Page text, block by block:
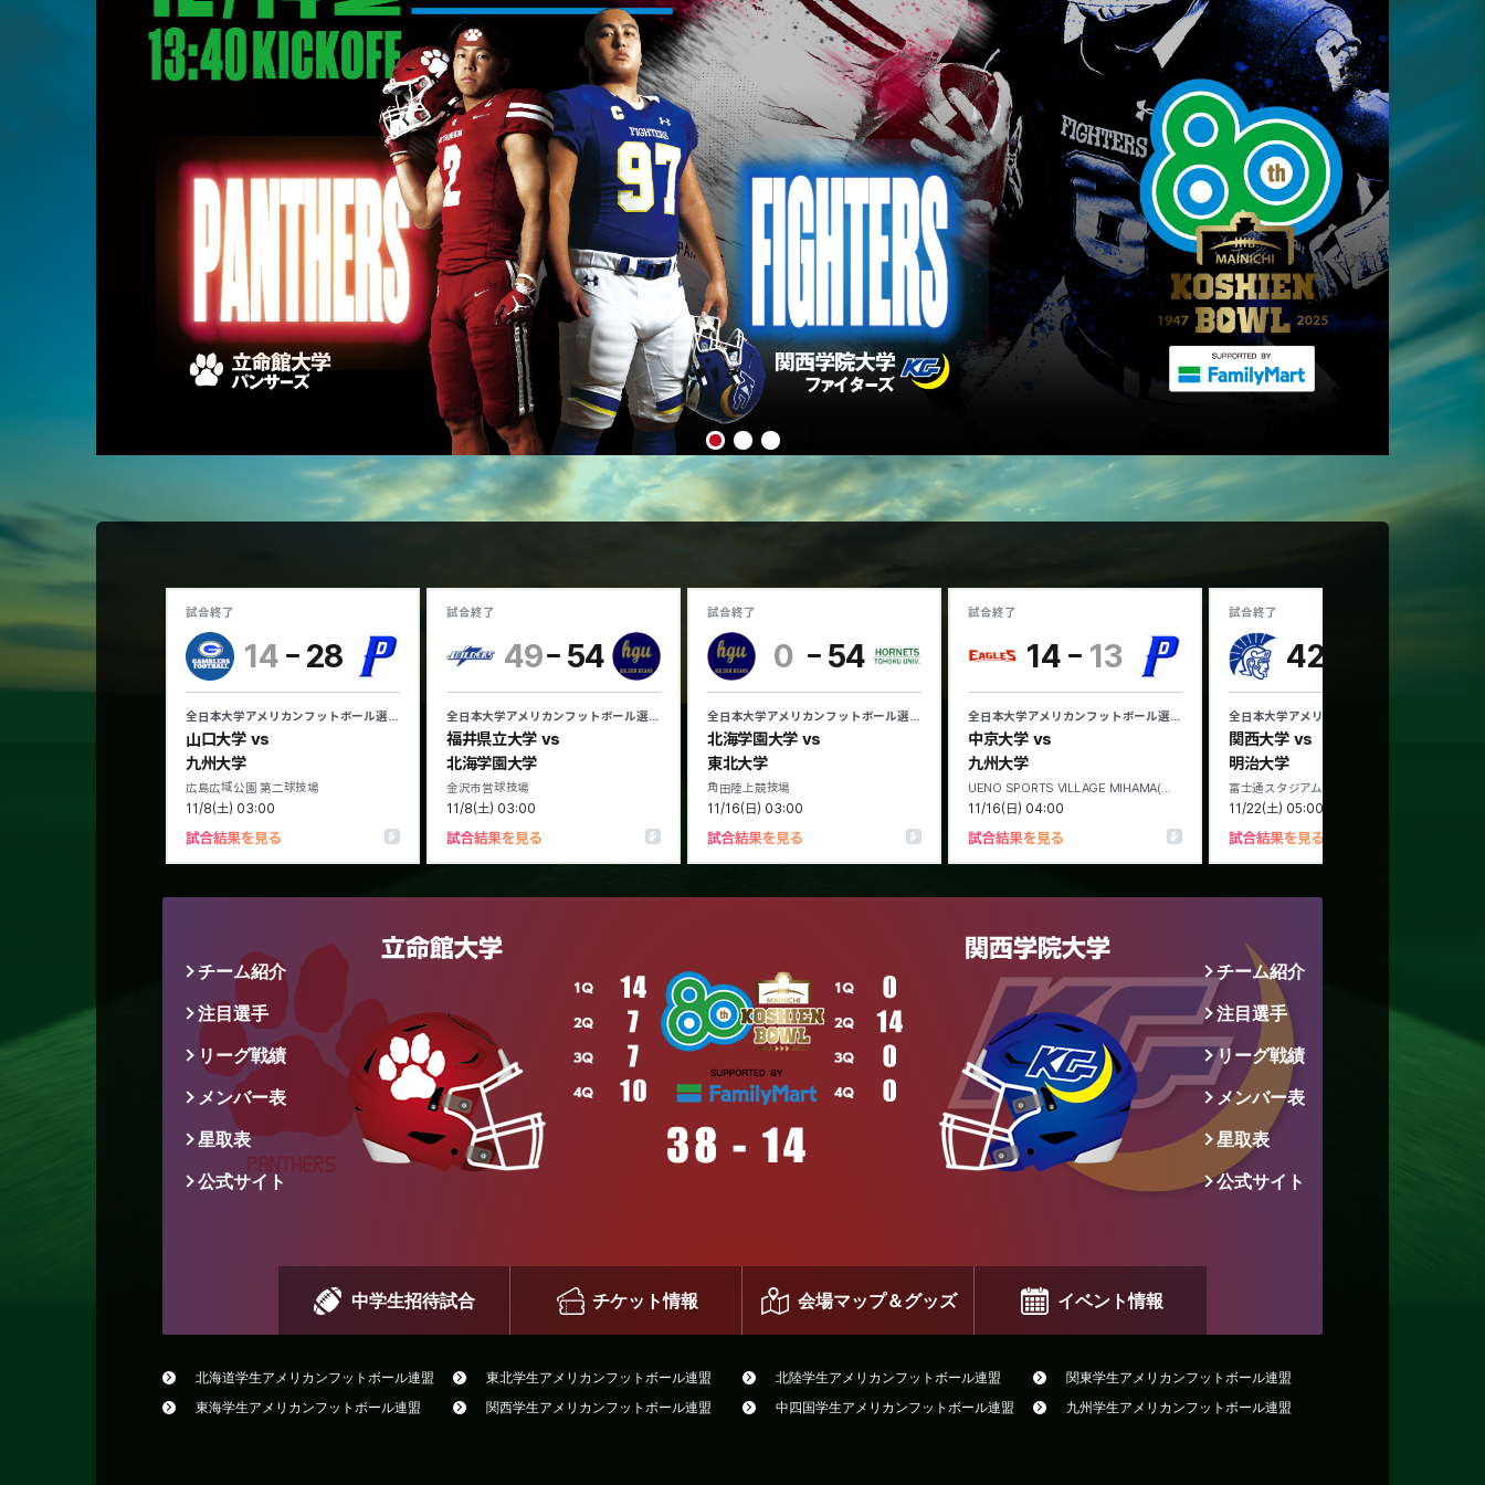
チーム紹介
注目選手
リーグ戦績
メンバー表
星取表
公式サイト
チーム紹介
注目選手
リーグ戦績
メンバー表
星取表
公式サイト
中学生招待試合 チケット情報 会場マップ＆グッズ イベント情報
北海道学生アメリカンフットボール連盟 東北学生アメリカンフットボール連盟 北陸学生アメリカンフットボール連盟 関東学生アメリカンフットボール連盟
東海学生アメリカンフットボール連盟 関西学生アメリカンフットボール連盟 中四国学生アメリカンフットボール連盟 九州学生アメリカンフットボール連盟